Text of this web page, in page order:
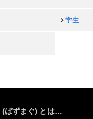
学生
(ばずまぐ) とは…